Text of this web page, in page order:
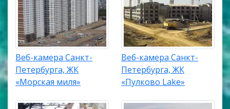
Веб-камера Санкт-
Петербурга, ЖК
«Морская миля»
Веб-камера Санкт-
Петербурга, ЖК
«Пулково Lake»